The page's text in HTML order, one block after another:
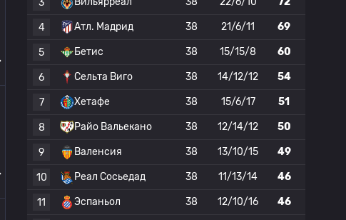
3
4 Атл. Мадрид 38 21/6/11 69
5 Бетис 38 15/15/8 60
6 Сельта Виго 38 14/12/12 54
7 Хетафе 38 15/6/17 51
8 Райо Вальекано 38 12/14/12 50
9 Валенсия 38 13/10/15 49
10 Реал Сосьедад 38 11/13/14 46
11 Эспаньол 38 12/10/16 46